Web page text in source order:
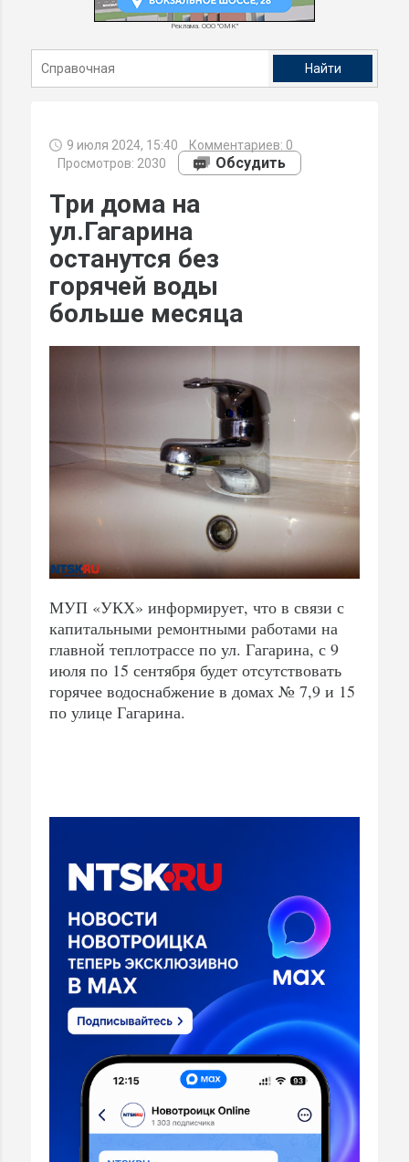
Реклама. ООО "ОМК"
9 июля 2024, 15:40 Комментариев: 0
Просмотров: 2030
Обсудить
Три дома на
ул.Гагарина
останутся без
горячей воды
больше месяца
МУП «УКХ» информирует, что в связи с
капитальными ремонтными работами на
главной теплотрассе по ул. Гагарина, с 9
июля по 15 сентября будет отсутствовать
горячее водоснабжение в домах № 7,9 и 15
по улице Гагарина.